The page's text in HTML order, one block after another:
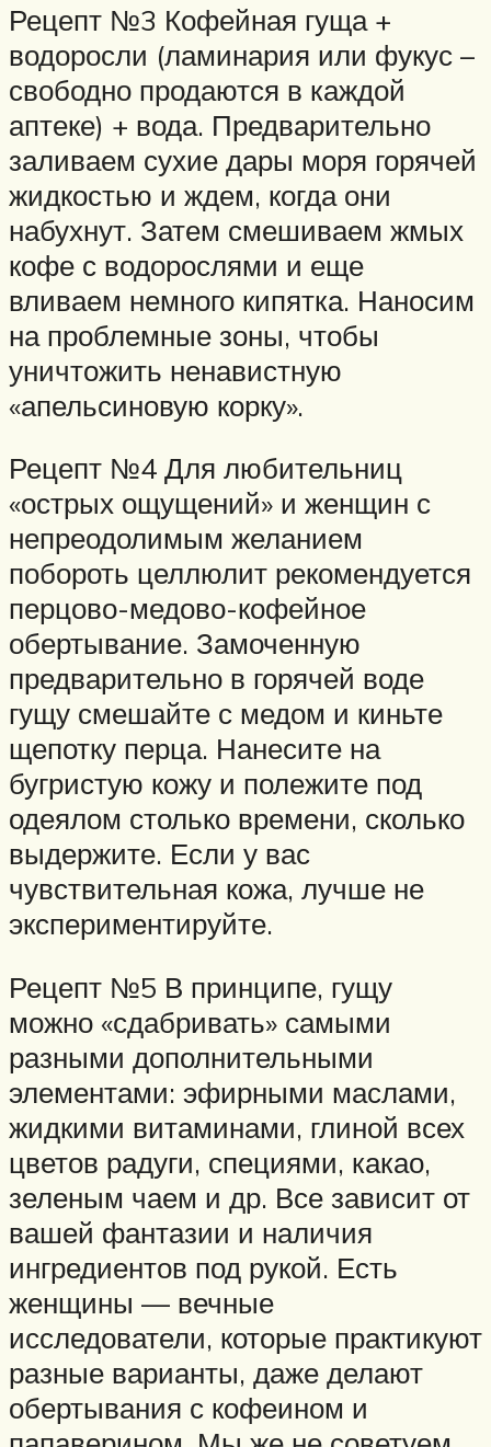
Рецепт №3 Кофейная гуща +
водоросли (ламинария или фукус –
свободно продаются в каждой
аптеке) + вода. Предварительно
заливаем сухие дары моря горячей
жидкостью и ждем, когда они
набухнут. Затем смешиваем жмых
кофе с водорослями и еще
вливаем немного кипятка. Наносим
на проблемные зоны, чтобы
уничтожить ненавистную
«апельсиновую корку».
Рецепт №4 Для любительниц
«острых ощущений» и женщин с
непреодолимым желанием
побороть целлюлит рекомендуется
перцово-медово-кофейное
обертывание. Замоченную
предварительно в горячей воде
гущу смешайте с медом и киньте
щепотку перца. Нанесите на
бугристую кожу и полежите под
одеялом столько времени, сколько
выдержите. Если у вас
чувствительная кожа, лучше не
экспериментируйте.
Рецепт №5 В принципе, гущу
можно «сдабривать» самыми
разными дополнительными
элементами: эфирными маслами,
жидкими витаминами, глиной всех
цветов радуги, специями, какао,
зеленым чаем и др. Все зависит от
вашей фантазии и наличия
ингредиентов под рукой. Есть
женщины — вечные
исследователи, которые практикуют
разные варианты, даже делают
обертывания с кофеином и